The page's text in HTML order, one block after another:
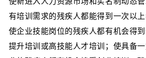
有培训需求的残疾人都能得到一次以上
使企业技能岗位的残疾人都有机会得
提升培训或高技能人才培训；使具备